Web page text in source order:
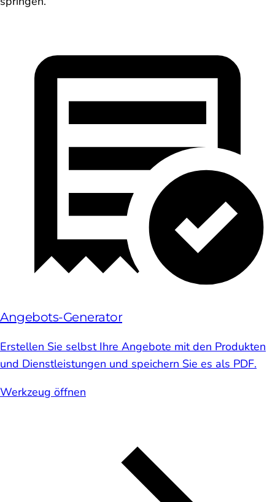
Angebots-Generator
Erstellen Sie selbst Ihre Angebote mit den Produkten
und Dienstleistungen und speichern Sie es als PDF.
Werkzeug öffnen